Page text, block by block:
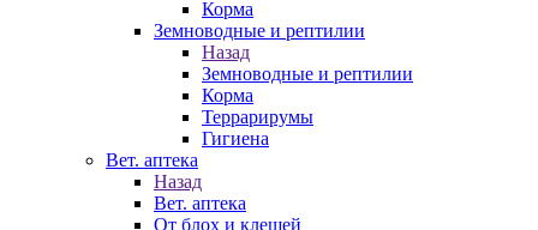
Корма
Земноводные и рептилии
Назад
Земноводные и рептилии
Корма
Террарирумы
Гигиена
Вет. аптека
Назад
Вет. аптека
От блох и клещей